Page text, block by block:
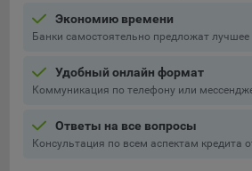
сохраненные файлов cookie выбрав
опцию в истории браузера.
Подробнее о параметрах управления
перейдя по внешним ссылкам,
Firefox
Экономию времени
Банки самостоятельно предложат лучшее
Удобный онлайн формат
Коммуникация по телефону или
Ответы на все вопросы
Консультация по всем аспектам кредита